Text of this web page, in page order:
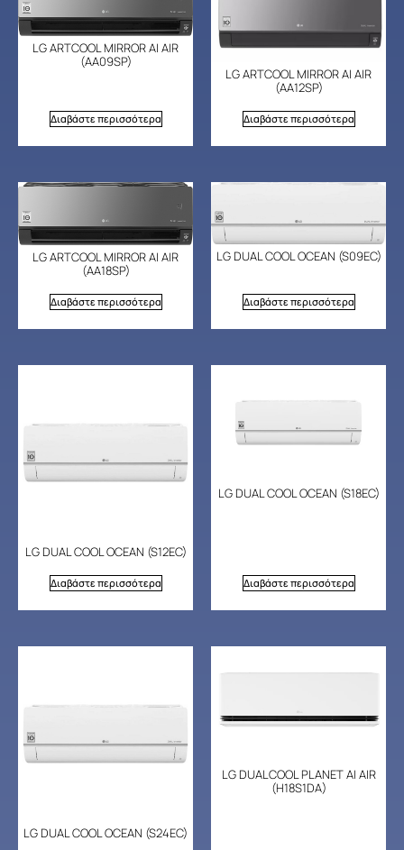
LG ARTCOOL MIRROR AI AIR
(AA09SP)
Διαβάστε περισσότερα
LG ARTCOOL MIRROR AI AIR
(AA12SP)
Διαβάστε περισσότερα
LG ARTCOOL MIRROR AI AIR
(AA18SP)
Διαβάστε περισσότερα
LG DUAL COOL OCEAN (S09EC)
Διαβάστε περισσότερα
LG DUAL COOL OCEAN (S12EC)
Διαβάστε περισσότερα
LG DUAL COOL OCEAN (S18EC)
Διαβάστε περισσότερα
LG DUAL COOL OCEAN (S24EC)
LG DUALCOOL PLANET AI AIR
(H18S1DA)